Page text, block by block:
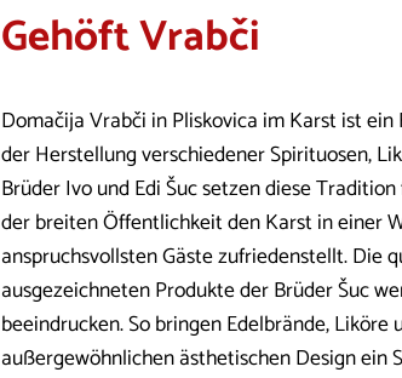
Gehöft Vrabči
Domačija Vrabči in Pliskovica im Karst ist
der Herstellung verschiedener Spirituosen,
Brüder Ivo und Edi Šuc setzen diese
der breiten Öffentlichkeit den Karst in einer
anspruchsvollsten Gäste zufriedenstellt. Die
ausgezeichneten Produkte der Brüder Šuc
beeindrucken. So bringen Edelbrände,
außergewöhnlichen ästhetischen Design ein